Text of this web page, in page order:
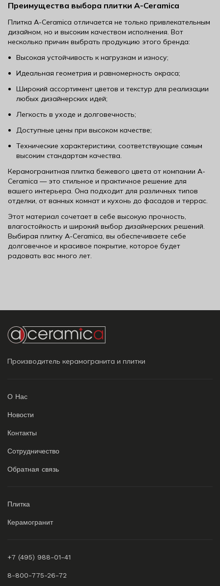
Преимущества выбора плитки A-Ceramica
Плитка A-Ceramica отличается не только привлекательным
дизайном, но и высоким качеством исполнения. Вот
несколько причин выбрать продукцию этого бренда:
Высокая устойчивость к нагрузкам и износу;
Идеальная геометрия и равномерность окраса;
Широкий ассортимент цветов и текстур для реализации
любых дизайнерских идей;
Легкость в уходе и долговечность;
Доступные цены при высоком качестве;
Технические характеристики, соответствующие самым
высоким стандартам качества.
Керамогранитная плитка бежевого цвета от компании A-
Ceramica — это стильное и практичное решение для
вашего интерьера. Она подходит для различных типов
отделки, от ванных комнат и кухонь до фасадов и террас.
Этот материал сочетает в себе высокую прочность,
влагостойкость и широкий выбор дизайнерских решений.
Выбирая плитку A-Ceramica, вы обеспечиваете себе
долговечное и красивое покрытие, которое будет
радовать вас много лет.
Производитель керамогранита и плитки
О Нас
Новости
Контакты
Сотрудничество
Обратная связь
Плитка
Керамогранит
+7 (495) 988-01-41
8-800-775-26-72